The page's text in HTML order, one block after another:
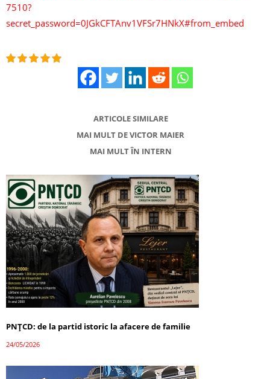
7510?
secret_password=0JGkCFTAnv1VFSr7HNkX#from_embed
ARTICOLE SIMILARE
MAI MULT DE VICTOR MAIER
MAI MULT ÎN INTERN
PNȚCD: de la partid istoric la afacere de familie
24/05/2026